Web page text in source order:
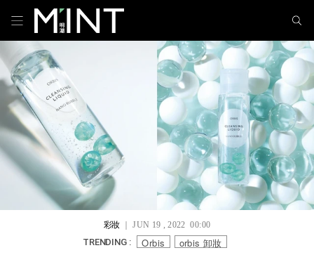
彩妝｜ JUN 19 , 2022 00:00
TRENDING : Orbis orbis 卸妝